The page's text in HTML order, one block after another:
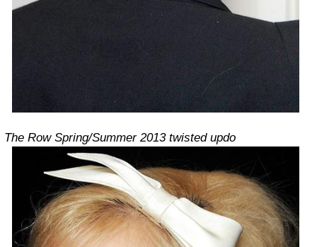
The Row Spring/Summer 2013 twisted updo